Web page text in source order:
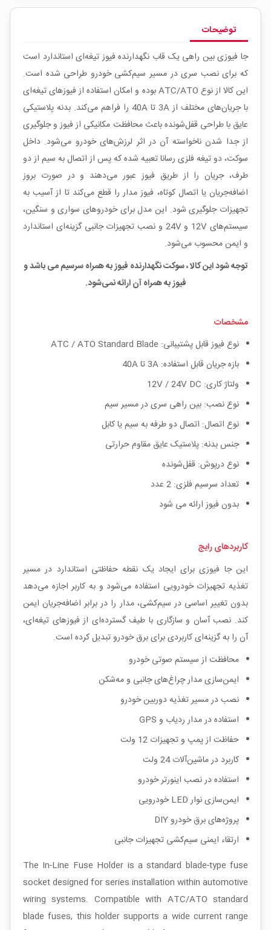
توضیحات
جا فیوزی بین راهی یک قاب نگهدارنده فیوز تیغه‌ای استاندارد است
که برای نصب سری در مسیر سیم‌کشی خودرو طراحی شده است.
این کالا از نوع ATC/ATO بوده و امکان استفاده از فیوزهای تیغه‌ای
با جریان‌های مختلف از 3A تا 40A را فراهم می‌کند. بدنه پلاستیکی
عایق با طراحی قفل‌شونده باعث محافظت مکانیکی از فیوز و جلوگیری
از جدا شدن ناخواسته آن در اثر لرزش‌های خودرو می‌شود. داخل
سوکت، دو تیغه فلزی رسانا تعبیه شده که پس از اتصال به سیم از دو
طرف، جریان را از طریق فیوز عبور می‌دهند و در صورت بروز
اضافه‌جریان یا اتصال کوتاه، فیوز مدار را قطع می‌کند تا از آسیب به
تجهیزات جلوگیری شود. این مدل برای خودروهای سواری و سنگین،
سیستم‌های 12V و 24V و نصب تجهیزات جانبی گزینه‌ای استاندارد
و ایمن محسوب می‌شود.
توجه شود این کالا ، سوکت نگهدارنده فیوز به همراه سرسیم می باشد و
فیوز به همراه آن ارائه نمی‌شود.
مشخصات
نوع فیوز قابل پشتیبانی: ATC / ATO Standard Blade
بازه جریان قابل استفاده: 3A تا 40A
ولتاژ کاری: 12V / 24V DC
نوع نصب: بین راهی سری در مسیر سیم
نوع اتصال: اتصال دو طرفه به سیم یا کابل
جنس بدنه: پلاستیک عایق مقاوم حرارتی
نوع درپوش: قفل‌شونده
تعداد سرسیم فلزی: 2 عدد
بدون فیوز ارائه می شود
کاربردهای رایج
این جا فیوزی برای ایجاد یک نقطه حفاظتی استاندارد در مسیر
تغذیه تجهیزات خودرویی استفاده می‌شود و به کاربر اجازه می‌دهد
بدون تغییر اساسی در سیم‌کشی، مدار را در برابر اضافه‌جریان ایمن
کند. نصب آسان و سازگاری با طیف گسترده‌ای از فیوزهای تیغه‌ای،
آن را به گزینه‌ای کاربردی برای برق خودرو تبدیل کرده است.
محافظت از سیستم صوتی خودرو
ایمن‌سازی مدار چراغ‌های جانبی و مه‌شکن
نصب در مسیر تغذیه دوربین خودرو
استفاده در مدار ردیاب و GPS
حفاظت از پمپ و تجهیزات 12 ولت
کاربرد در ماشین‌آلات 24 ولت
استفاده در نصب اینورتر خودرو
ایمن‌سازی نوار LED خودرویی
پروژه‌های برق خودرو DIY
ارتقاء ایمنی سیم‌کشی تجهیزات جانبی
The In-Line Fuse Holder is a standard blade-type fuse
socket designed for series installation within automotive
wiring systems. Compatible with ATC/ATO standard
blade fuses, this holder supports a wide current range